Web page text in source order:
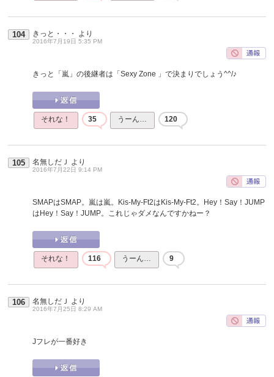
104 きっと・・・ より
2016年7月19日 5:35 PM
きっと「嵐」の後継者は「Sexy Zone 」で決まりでしょう^^/♪
それな！ 35 うーん… 120
105 名無しだＪ より
2016年7月22日 9:14 PM
SMAPはSMAP。嵐は嵐。Kis-My-Ft2はKis-My-Ft2。Hey！Say！JUMP
はHey！Say！JUMP。これじゃダメなんですかねー？
それな！ 116 うーん… 9
106 名無しだＪ より
2016年7月25日 8:29 AM
Jフレが一番好き